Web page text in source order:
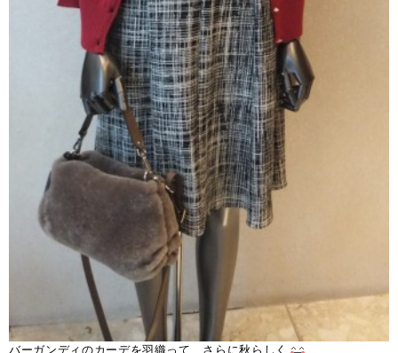
バーガンディのカーデを羽織って、さらに秋らしく